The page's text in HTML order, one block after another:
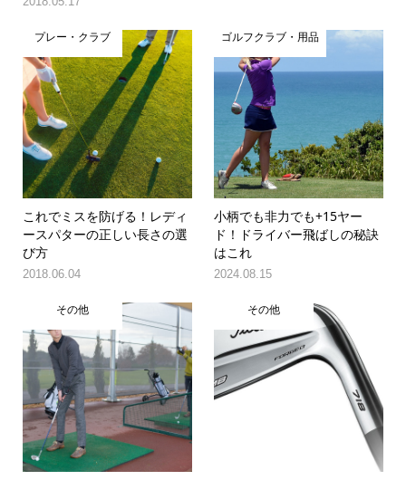
プレー・クラブ
これでミスを防げる！レディ
ースパターの正しい長さの選
び方
2018.06.04
ゴルフクラブ・用品
小柄でも非力でも+15ヤー
ド！ドライバー飛ばしの秘訣
はこれ
2024.08.15
その他 その他